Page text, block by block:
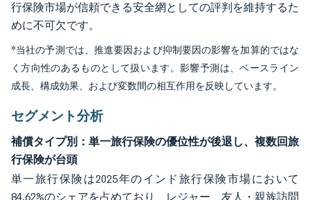
行保険市場が信頼できる安全網としての評判を維持するた
めに不可欠です。
*当社の予測では、推進要因および抑制要因の影響を加算的ではな
く方向性のあるものとして扱います。影響予測は、ベースライン
成長、構成効果、および変数間の相互作用を反映しています。
セグメント分析
補償タイプ別：単一旅行保険の優位性が後退し、複数回旅
行保険が台頭
単一旅行保険は2025年のインド旅行保険市場において
84.62%のシェアを占めており、レジャー、友人・親族訪問